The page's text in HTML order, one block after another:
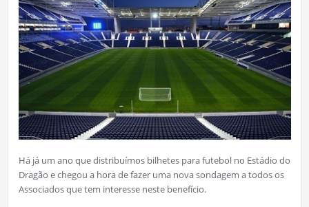
Há já um ano que distribuímos bilhetes para futebol no Estádio do
Dragão e chegou a hora de fazer uma nova sondagem a todos os
Associados que tem interesse neste benefício.